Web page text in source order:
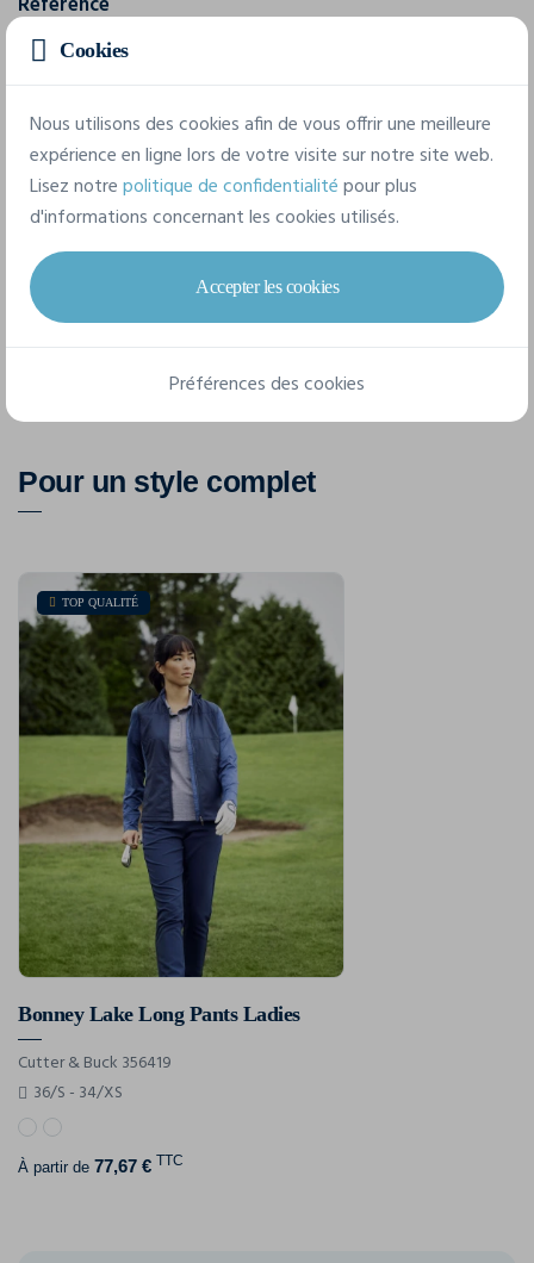
353405
Composition
95% coton / 5 % élasthanne
6 tailles disponibles
M L XL
Pour un style complet
TOP QUALITÉ
Bonney Lake Long Pants Ladies
Cutter & Buck 356419
36/S - 34/XS
À partir de 77,67 € TTC
Cookies
Nous utilisons des cookies afin de vous offrir une meilleure
expérience en ligne lors de votre visite sur notre site web.
Lisez notrepolitique de confidentialitépour plus
d'informations concernant les cookies utilisés.
Accepter les cookies
Préférences des cookies